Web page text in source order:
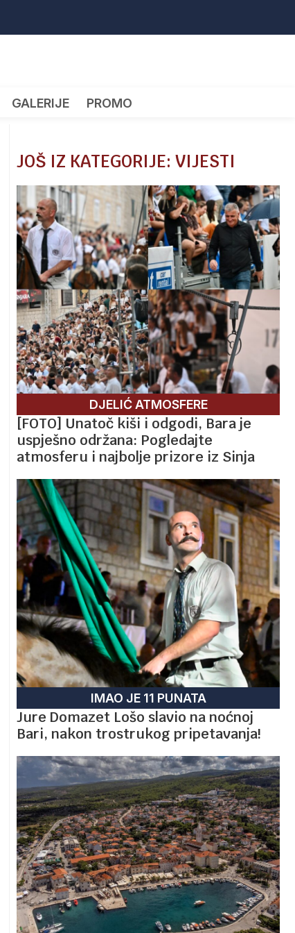
GALERIJE PROMO
JOŠ IZ KATEGORIJE: VIJESTI
DJELIĆ ATMOSFERE
[FOTO] Unatoč kiši i odgodi, Bara je
uspješno održana: Pogledajte
atmosferu i najbolje prizore iz Sinja
IMAO JE 11 PUNATA
Jure Domazet Lošo slavio na noćnoj
Bari, nakon trostrukog pripetavanja!